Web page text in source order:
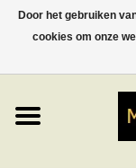
Door het gebruiken
cookies om onze